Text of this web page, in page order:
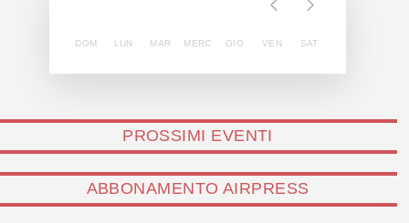
DOM LUN MAR MERC GIO VEN SAT
PROSSIMI EVENTI
ABBONAMENTO AIRPRESS